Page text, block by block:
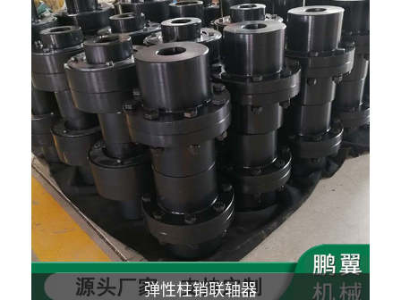
弹性柱销联轴器